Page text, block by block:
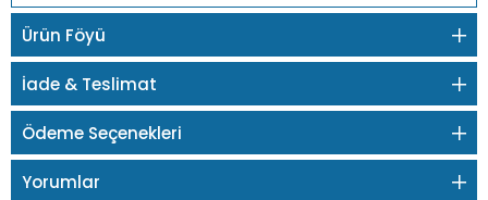
Ürün Föyü
İade & Teslimat
Ödeme Seçenekleri
Yorumlar